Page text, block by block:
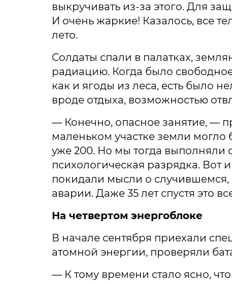
выкручивать из-за этого. Для
И очень жаркие! Казалось, все
лето.
Солдаты спали в палатках,
радиацию. Когда было
как и ягоды из леса, есть было
вроде отдыха, возможностью
— Конечно, опасное занятие, —
маленьком участке земли могло
уже 200. Но мы тогда выполняли
психологическая разрядка. Вот
покидали мысли о случившемся,
аварии. Даже 35 лет спустя это
На четвертом энергоблоке
В начале сентября приехали
атомной энергии, проверяли
— К тому времени стало ясно,